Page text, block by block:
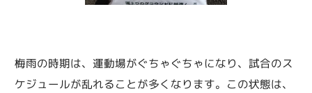
梅雨の時期は、運動場がぐちゃぐちゃになり、試合のス
ケジュールが乱れることが多くなります。この状態は、